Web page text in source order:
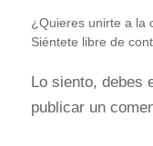
¿Quieres unirte a la
Siéntete libre de
Lo siento, debes
publicar un